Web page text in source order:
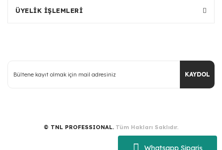
Whatsapp Sipariş
ÜYELİK İŞLEMLERİ
KAYDOL
© TNL PROFESSIONAL. Tüm Hakları Saklıdır.